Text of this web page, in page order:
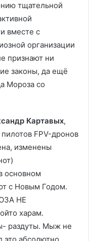
тщательной
вместе с
организации
признают ни
законы, да ещё
Мороза со
Картавых,
FPV-дронов
изменены
основном
с Новым Годом.
НЕ
харам.
раздуты. Мыж не